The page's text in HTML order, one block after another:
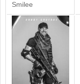
Smilee